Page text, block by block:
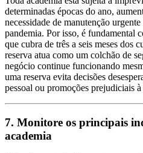
determinadas épocas do ano,
necessidade de manutenção
pandemia. Por isso, é fundamental
que cubra de três a seis meses dos
reserva atua como um colchão de
negócio continue funcionando
uma reserva evita decisões
pessoal ou promoções prejudiciais
7. Monitore os principais
academia